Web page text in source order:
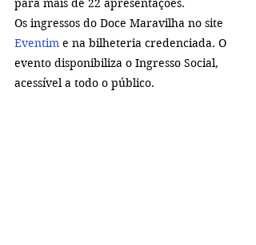
para mais de 22 apresentações.
Os ingressos do Doce Maravilha no site
Eventim e na bilheteria credenciada. O
evento disponibiliza o Ingresso Social,
acessível a todo o público.